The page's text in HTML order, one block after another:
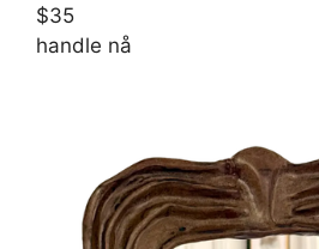
$35
handle nå